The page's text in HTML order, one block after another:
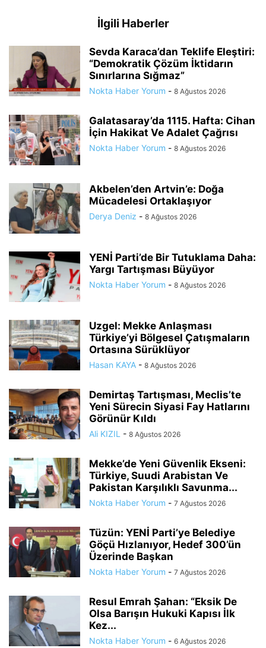
İlgili Haberler
Sevda Karaca’dan Teklife Eleştiri:
“Demokratik Çözüm İktidarın
Sınırlarına Sığmaz”
Nokta Haber Yorum - 8 Ağustos 2026
Galatasaray’da 1115. Hafta: Cihan
İçin Hakikat Ve Adalet Çağrısı
Nokta Haber Yorum - 8 Ağustos 2026
Akbelen’den Artvin’e: Doğa
Mücadelesi Ortaklaşıyor
Derya Deniz - 8 Ağustos 2026
YENİ Parti’de Bir Tutuklama Daha:
Yargı Tartışması Büyüyor
Nokta Haber Yorum - 8 Ağustos 2026
Uzgel: Mekke Anlaşması
Türkiye’yi Bölgesel Çatışmaların
Ortasına Sürüklüyor
Hasan KAYA - 8 Ağustos 2026
Demirtaş Tartışması, Meclis’te
Yeni Sürecin Siyasi Fay Hatlarını
Görünür Kıldı
Ali KIZIL - 8 Ağustos 2026
Mekke’de Yeni Güvenlik Ekseni:
Türkiye, Suudi Arabistan Ve
Pakistan Karşılıklı Savunma...
Nokta Haber Yorum - 7 Ağustos 2026
Tüzün: YENİ Parti’ye Belediye
Göçü Hızlanıyor, Hedef 300’ün
Üzerinde Başkan
Nokta Haber Yorum - 7 Ağustos 2026
Resul Emrah Şahan: “Eksik De
Olsa Barışın Hukuki Kapısı İlk
Kez...
Nokta Haber Yorum - 6 Ağustos 2026